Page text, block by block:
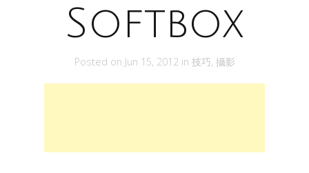
Softbox
Posted on Jun 15, 2012 in 技巧, 攝影